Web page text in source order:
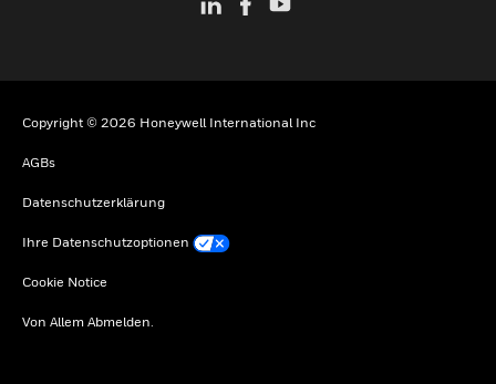
Copyright © 2026 Honeywell International Inc
AGBs
Datenschutzerklärung
Ihre Datenschutzoptionen
Cookie Notice
Von Allem Abmelden.